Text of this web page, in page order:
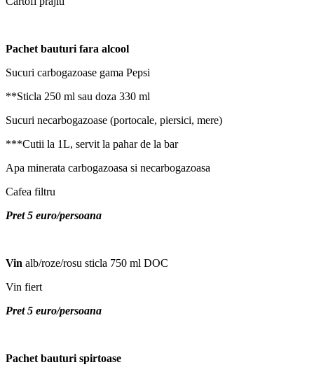
Pachet bauturi fara alcool
Sucuri carbogazoase gama Pepsi
**Sticla 250 ml sau doza 330 ml
Sucuri necarbogazoase (portocale, piersici, mere)
***Cutii la 1L, servit la pahar de la bar
Apa minerata carbogazoasa si necarbogazoasa
Cafea filtru
Pret 5 euro/persoana
Vin alb/roze/rosu sticla 750 ml DOC
Vin fiert
Pret 5 euro/persoana
Pachet bauturi spirtoase